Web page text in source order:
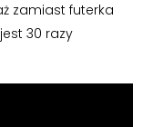
zamiast futerka
30 razy